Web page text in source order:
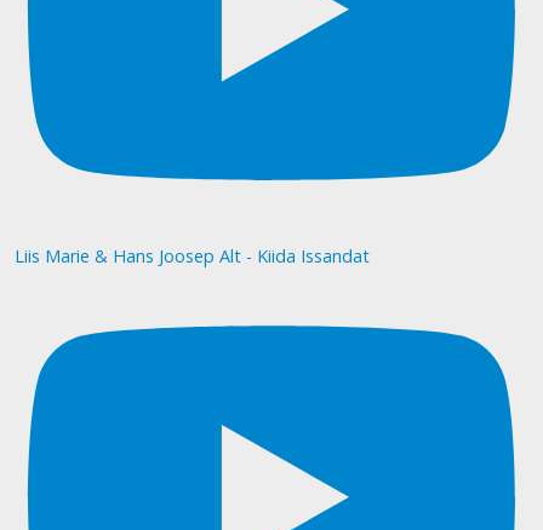
Liis Marie & Hans Joosep Alt - Kiida Issandat